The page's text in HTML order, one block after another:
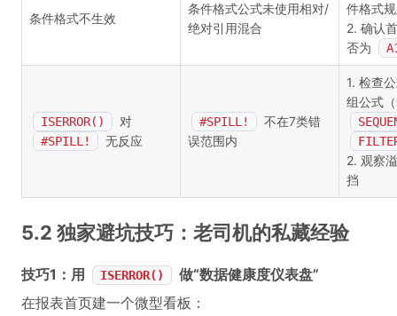
条件格式不生效
条件格式公式未使用相对/
绝对引用混合
件格式
2. 确认
否为
ISERROR() 对
#SPILL! 无反应
#SPILL!
不在7类错
误范围内
1. 检查
组公式
2. 观察
挡
5.2 独家避坑技巧：老司机的私藏经验
技巧1：用 ISERROR()
做“数据健康度仪表盘”
在报表首页建一个微型看板：